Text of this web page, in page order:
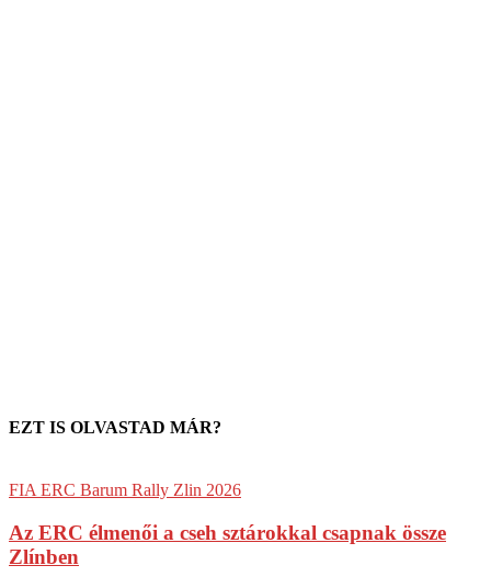
EZT IS OLVASTAD MÁR?
FIA ERC Barum Rally Zlin 2026
Az ERC élmenői a cseh sztárokkal csapnak össze
Zlínben